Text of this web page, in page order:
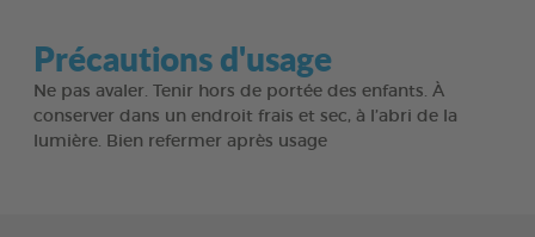
Précautions d'usage
Ne pas avaler. Tenir hors de portée des enfants. À
conserver dans un endroit frais et sec, à l’abri de la
lumière. Bien refermer après usage